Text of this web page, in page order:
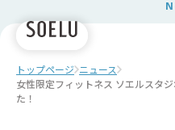
ニ
トップページ ニュース
女性限定フィットネス ソエルスタ
た！